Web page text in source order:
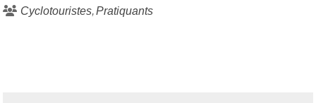
Cyclotouristes Pratiquants